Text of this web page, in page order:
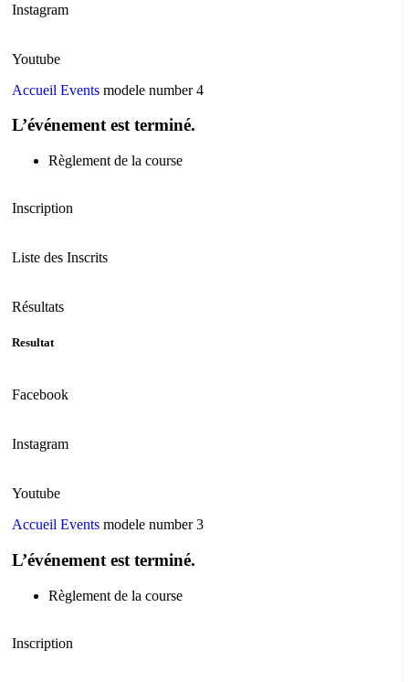
Instagram
Youtube
Accueil Events modele number 4
L’événement est terminé.
Règlement de la course
Inscription
Liste des Inscrits
Résultats
Resultat
Facebook
Instagram
Youtube
Accueil Events modele number 3
L’événement est terminé.
Règlement de la course
Inscription